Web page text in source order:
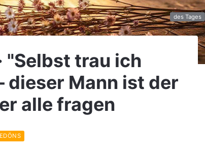
des Tages
"Selbst trau ich
dieser Mann ist der
alle fragen